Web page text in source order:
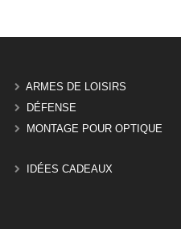
ARMES DE LOISIRS
DÉFENSE
MONTAGE POUR OPTIQUE
IDÉES CADEAUX